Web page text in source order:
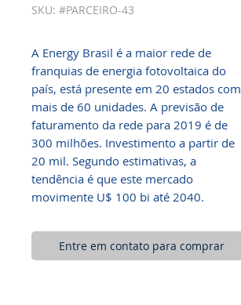
SKU: #PARCEIRO-43
A Energy Brasil é a maior rede de
franquias de energia fotovoltaica do
país, está presente em 20 estados com
mais de 60 unidades. A previsão de
faturamento da rede para 2019 é de
300 milhões. Investimento a partir de
20 mil. Segundo estimativas, a
tendência é que este mercado
movimente U$ 100 bi até 2040.
Entre em contato para comprar